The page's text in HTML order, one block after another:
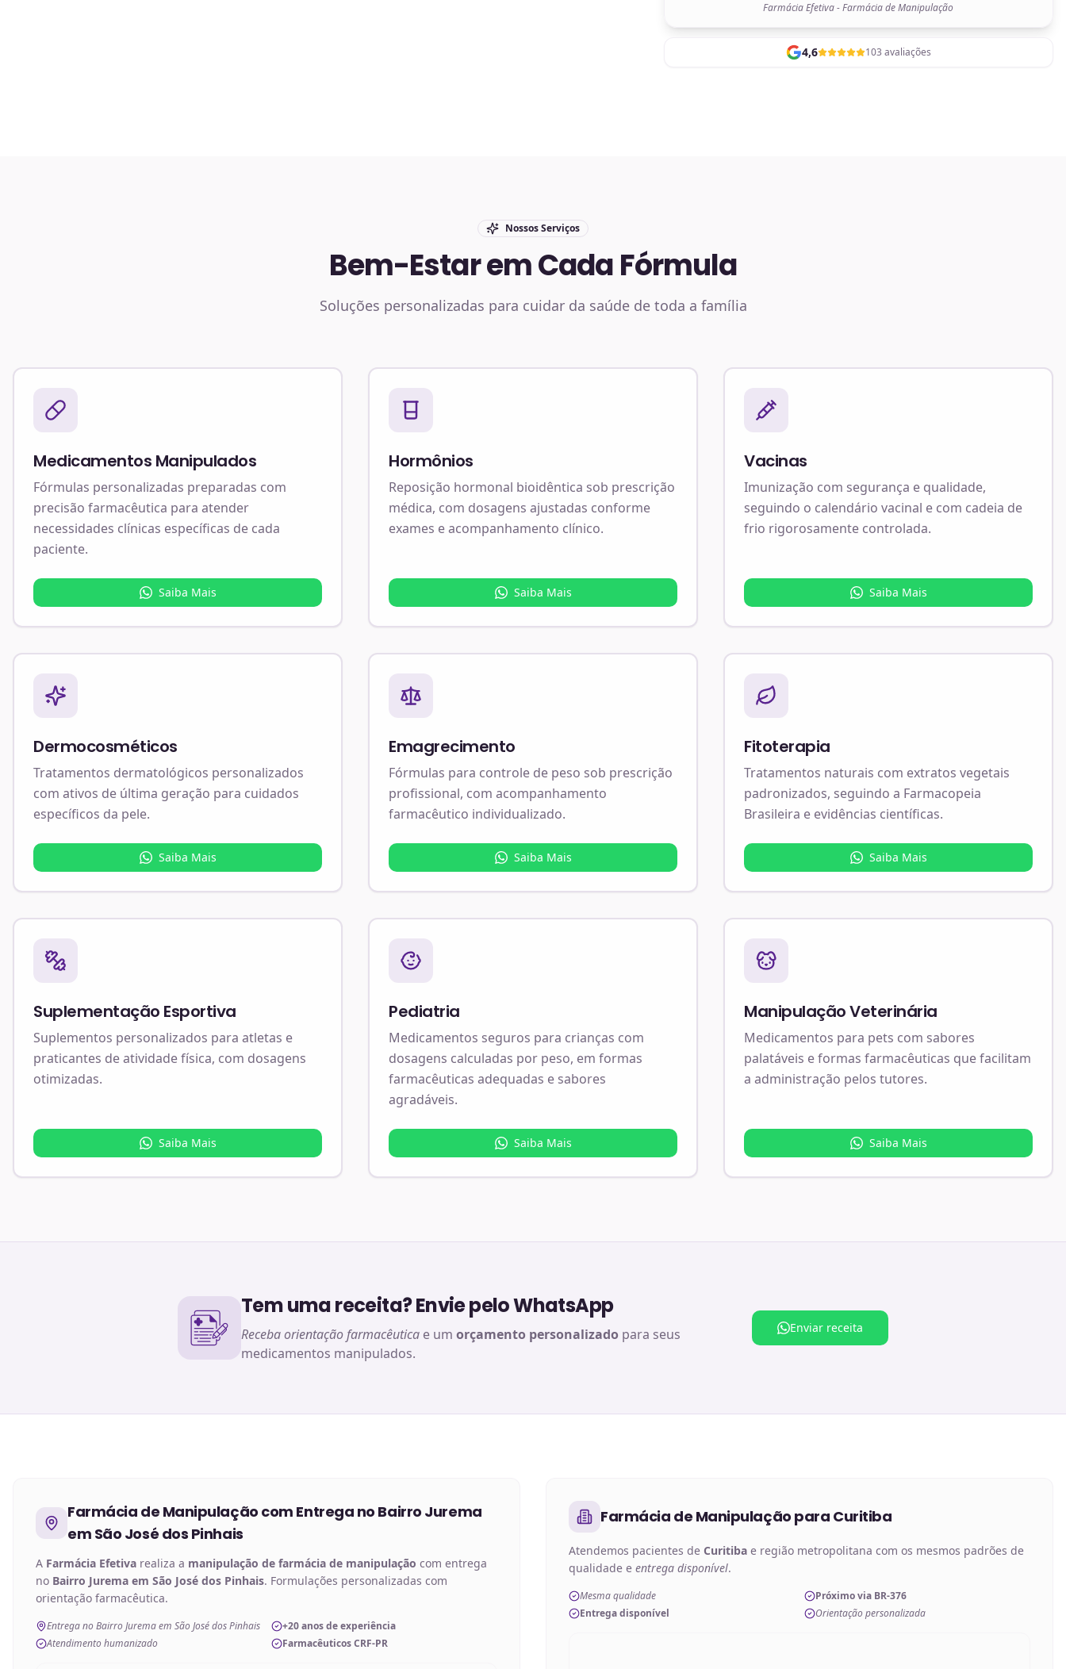
Farmácia Efetiva - Farmácia de Manipulação
4,6 103 avaliações
Nossos Serviços
Bem-Estar em Cada Fórmula
Soluções personalizadas para cuidar da saúde de toda a família
Medicamentos Manipulados
Fórmulas personalizadas preparadas com
precisão farmacêutica para atender
necessidades clínicas específicas de cada
paciente.
Saiba Mais
Hormônios
Reposição hormonal bioidêntica sob prescrição
médica, com dosagens ajustadas conforme
exames e acompanhamento clínico.
Saiba Mais
Vacinas
Imunização com segurança e qualidade,
seguindo o calendário vacinal e com cadeia de
frio rigorosamente controlada.
Saiba Mais
Dermocosméticos
Tratamentos dermatológicos personalizados
com ativos de última geração para cuidados
específicos da pele.
Saiba Mais
Emagrecimento
Fórmulas para controle de peso sob prescrição
profissional, com acompanhamento
farmacêutico individualizado.
Saiba Mais
Fitoterapia
Tratamentos naturais com extratos vegetais
padronizados, seguindo a Farmacopeia
Brasileira e evidências científicas.
Saiba Mais
Suplementação Esportiva
Suplementos personalizados para atletas e
praticantes de atividade física, com dosagens
otimizadas.
Saiba Mais
Pediatria
Medicamentos seguros para crianças com
dosagens calculadas por peso, em formas
farmacêuticas adequadas e sabores
agradáveis.
Saiba Mais
Manipulação Veterinária
Medicamentos para pets com sabores
palatáveis e formas farmacêuticas que facilitam
a administração pelos tutores.
Saiba Mais
Tem uma receita? Envie pelo WhatsApp
Receba orientação farmacêutica e um orçamento personalizado para seus
medicamentos manipulados.
Enviar receita
Farmácia de Manipulação com Entrega no Bairro Jurema
em São José dos Pinhais
A Farmácia Efetiva realiza a manipulação de farmácia de manipulação com entrega
no Bairro Jurema em São José dos Pinhais. Formulações personalizadas com
orientação farmacêutica.
Entrega no Bairro Jurema em São José dos Pinhais
+20 anos de experiência
Atendimento humanizado
Farmacêuticos CRF-PR
Farmácia de Manipulação para Curitiba
Atendemos pacientes de Curitiba e região metropolitana com os mesmos padrões de
qualidade e entrega disponível.
Mesma qualidade
Próximo via BR-376
Entrega disponível
Orientação personalizada